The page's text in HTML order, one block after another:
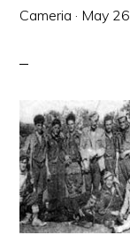
Cameria · May